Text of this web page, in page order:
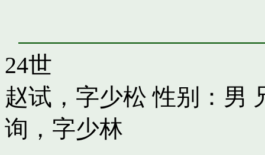
24世
赵试，字少松 性别：男
询，字少林